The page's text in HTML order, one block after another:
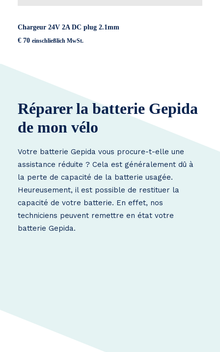
Chargeur 24V 2A DC plug 2.1mm
€ 70 einschließlich MwSt.
Réparer la batterie Gepida
de mon vélo
Votre batterie Gepida vous procure-t-elle une
assistance réduite ? Cela est généralement dû à
la perte de capacité de la batterie usagée.
Heureusement, il est possible de restituer la
capacité de votre batterie. En effet, nos
techniciens peuvent remettre en état votre
batterie Gepida.